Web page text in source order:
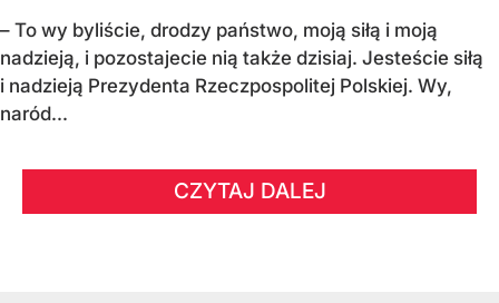
– To wy byliście, drodzy państwo, moją siłą i moją
nadzieją, i pozostajecie nią także dzisiaj. Jesteście siłą
i nadzieją Prezydenta Rzeczpospolitej Polskiej. Wy,
naród...
CZYTAJ DALEJ